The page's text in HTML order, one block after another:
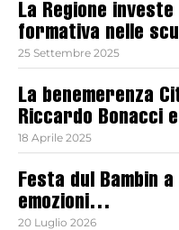
La Regione
formativa nelle
25 Settembre 2025
La benemerenza
Riccardo Bonacci
18 Aprile 2025
Festa dul Bambin
emozioni…
20 Luglio 2026